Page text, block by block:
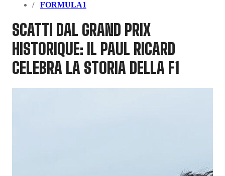
FORMULA1
SCATTI DAL GRAND PRIX
HISTORIQUE: IL PAUL RICARD
CELEBRA LA STORIA DELLA F1